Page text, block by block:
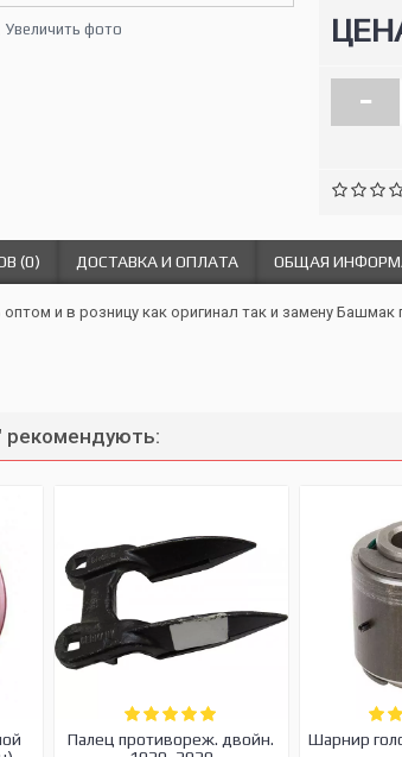
Увеличить фото
-
(0) ДОСТАВКА И ОПЛАТА ОБЩАЯ
и в розницу как оригинал так и замену Башмак
рекомендують:
Палец противореж. двойн.
Шарнир